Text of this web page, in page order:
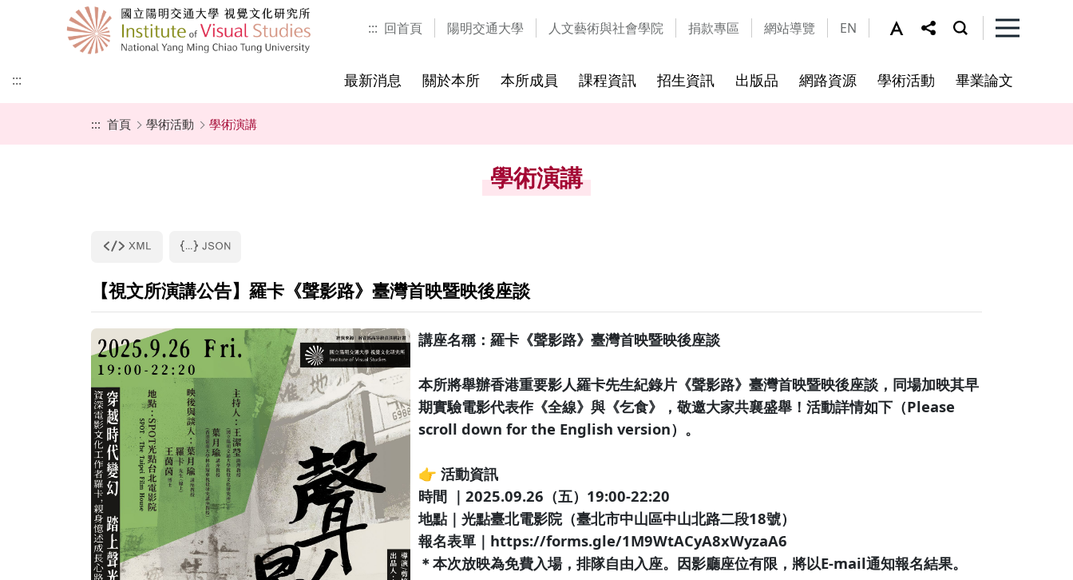
::: 回首頁 陽明交通大學 人文藝術與社會學院 捐款專區 網站導覽 EN
::: 最新消息 關於本所
成立宗旨
本所成員
行政人員
課程資訊
最新課程
招生資訊
招生辦法
未來展望
出版品
教師最新專書 論文集及專書
網路資源
國際視覺文化研究所 國際視覺文化大學部
學術活動
學術研討會
畢業論文
視覺文化研究所
亞際文化研究國際碩士學位
::: 首頁 學術活動 學術演講
學術演講
【視文所演講公告】羅卡《聲影路》臺灣首映暨映後座談
講座名稱：羅卡《聲影路》臺灣首映暨映後座談
本所將舉辦香港重要影人羅卡先生紀錄片《聲影路》臺灣首映暨映後座談，同場加映其早
期實驗電影代表作《全線》與《乞食》，敬邀大家共襄盛舉！活動詳情如下（Please
scroll down for the English version）。
👉 活動資訊
時間 ｜2025.09.26（五）19:00-22:20
地點｜光點臺北電影院（臺北市中山區中山北路二段18號）
報名表單｜https://forms.gle/1M9WtACyA8xWyzaA6
＊本次放映為免費入場，排隊自由入座。因影廳座位有限，將以E-mail通知報名結果。